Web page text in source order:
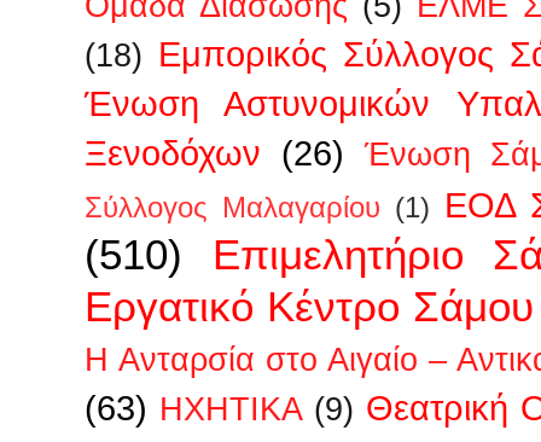
(18) Εμπορικός Σύλλογος
Ένωση Αστυνομικών
Ξενοδόχων (26) Ένωση
Σύλλογος Μαλαγαρίου (1) ΕΟΔ
(510)
Επιμελητήριο
Εργατικό Κέντρο Σάμου
Η Ανταρσία στο Αιγαίο –
(63) ΗΧΗΤΙΚΑ (9) Θεατρική